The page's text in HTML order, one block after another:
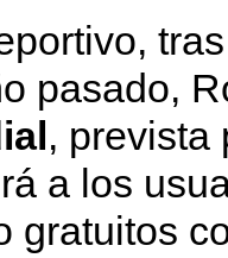
pasado,
, prevista
a los
gratuitos